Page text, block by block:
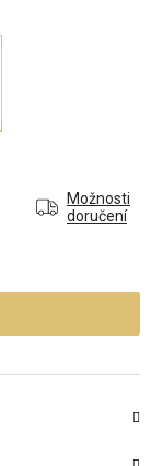
Možnosti
doručení